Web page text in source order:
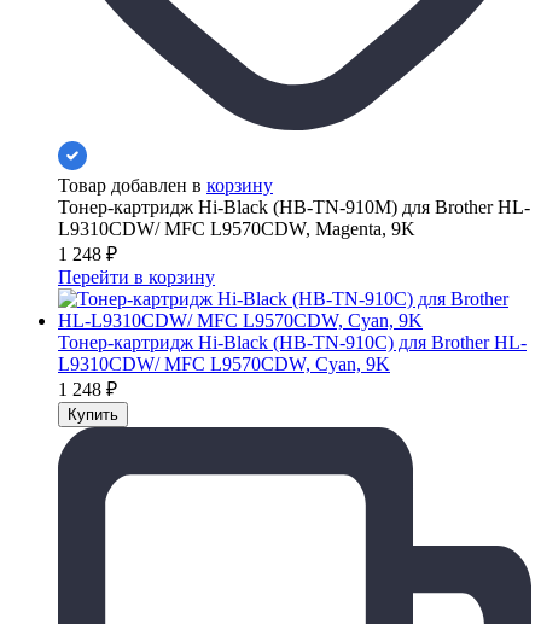
Товар добавлен в корзину
Тонер-картридж Hi-Black (HB-TN-910M) для Brother HL-
L9310CDW/ MFC L9570CDW, Magenta, 9K
1 248 ₽
Перейти в корзину
Тонер-картридж Hi-Black (HB-TN-910C) для Brother HL-
L9310CDW/ MFC L9570CDW, Cyan, 9K
1 248 ₽